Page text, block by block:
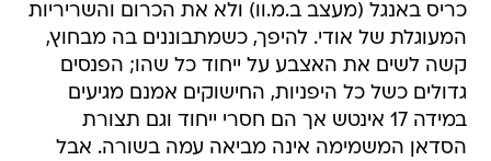
כריס באנגל (מעצב ב.מ.וו) ולא את הכרום והשריריות
המעוגלת של אודי. להיפך, כשמתבוננים בה מבחוץ,
קשה לשים את האצבע על ייחוד כל שהו; הפנסים
גדולים כשל כל היפניות, החישוקים אמנם מגיעים
במידה 17 אינטש אך הם חסרי ייחוד וגם תצורת
הסדאן המשמימה אינה מביאה עמה בשורה. אבל